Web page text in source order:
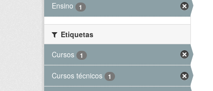
Ensino
1
Etiquetas
Cursos
1
Cursos técnicos 1